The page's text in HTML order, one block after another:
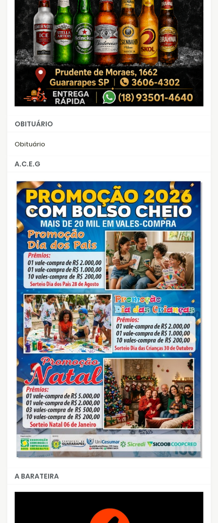
OBITUÁRIO
Obituário
A.C.E.G
A BARATEIRA